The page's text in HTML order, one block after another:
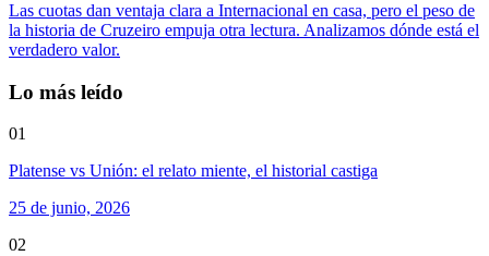
Las cuotas dan ventaja clara a Internacional en casa, pero el peso de
la historia de Cruzeiro empuja otra lectura. Analizamos dónde está el
verdadero valor.
Lo más leído
01
Platense vs Unión: el relato miente, el historial castiga
25 de junio, 2026
02